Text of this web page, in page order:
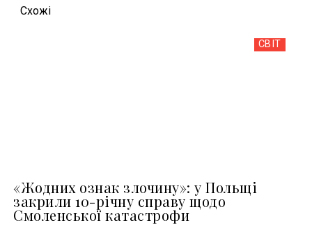
Схожi
СВІТ
«Жодних ознак злочину»: у Польщі
закрили 10-річну справу щодо
Смоленської катастрофи